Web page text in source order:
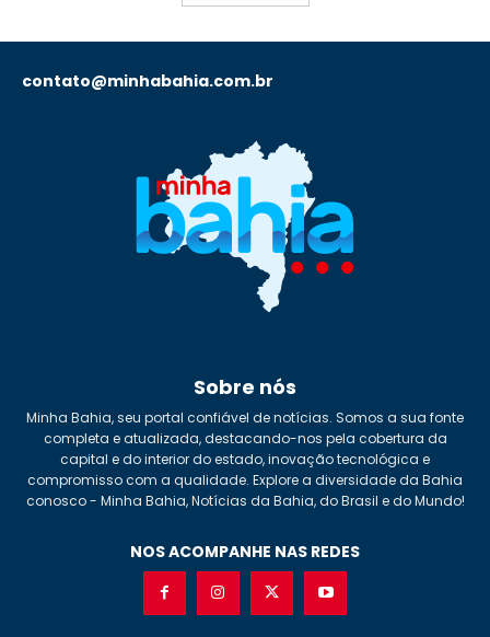
contato@minhabahia.com.br
Sobre nós
Minha Bahia, seu portal confiável de notícias. Somos a sua fonte
completa e atualizada, destacando-nos pela cobertura da
capital e do interior do estado, inovação tecnológica e
compromisso com a qualidade. Explore a diversidade da Bahia
conosco - Minha Bahia, Notícias da Bahia, do Brasil e do Mundo!
NOS ACOMPANHE NAS REDES